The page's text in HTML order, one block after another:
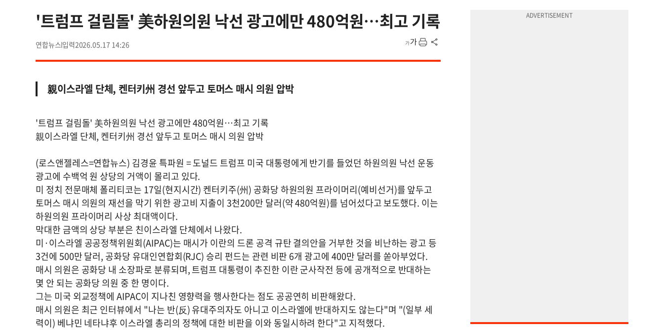
'트럼프 걸림돌' 美하원의원 낙선 광고에만 480억원…최고 기록
연합뉴스 2026.05.17 14:26
親이스라엘 단체, 켄터키州 경선 앞두고 토머스 매시 의원 압박
'트럼프 걸림돌' 美하원의원 낙선 광고에만 480억원…최고 기록
親이스라엘 단체, 켄터키州 경선 앞두고 토머스 매시 의원 압박
(로스앤젤레스=연합뉴스) 김경윤 특파원 = 도널드 트럼프 미국 대통령에게 반기를 들었던 하원의원 낙선 운동
광고에 수백억 원 상당의 거액이 몰리고 있다.
미 정치 전문매체 폴리티코는 17일(현지시간) 켄터키주(州) 공화당 하원의원 프라이머리(예비선거)를 앞두고
토머스 매시 의원의 재선을 막기 위한 광고비 지출이 3천200만 달러(약 480억원)를 넘어섰다고 보도했다. 이는
하원의원 프라이머리 사상 최대액이다.
막대한 금액의 상당 부분은 친이스라엘 단체에서 나왔다.
미·이스라엘 공공정책위원회(AIPAC)는 매시가 이란의 드론 공격 규탄 결의안을 거부한 것을 비난하는 광고 등
3건에 500만 달러, 공화당 유대인연합회(RJC) 승리 펀드는 관련 비판 6개 광고에 400만 달러를 쏟아부었다.
매시 의원은 공화당 내 소장파로 분류되며, 트럼프 대통령이 추진한 이란 군사작전 등에 공개적으로 반대하는
몇 안 되는 공화당 의원 중 한 명이다.
그는 미국 외교정책에 AIPAC이 지나친 영향력을 행사한다는 점도 공공연히 비판해왔다.
매시 의원은 최근 인터뷰에서 "나는 반(反) 유대주의자도 아니고 이스라엘에 반대하지도 않는다"며 "(일부 세
력이) 베냐민 네타냐후 이스라엘 총리의 정책에 대한 비판을 이와 동일시하려 한다"고 지적했다.